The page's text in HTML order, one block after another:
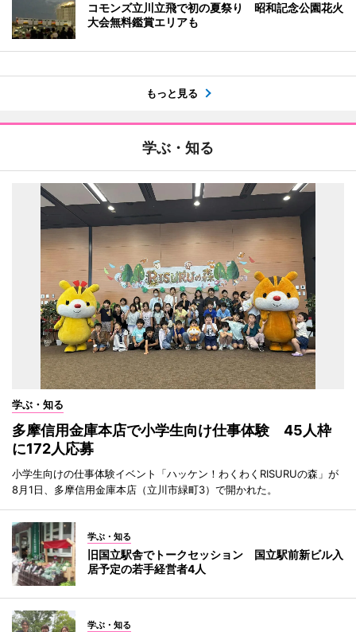
コモンズ立川立飛で初の夏祭り 昭和記念公園花火
大会無料鑑賞エリアも
もっと見る
学ぶ・知る
学ぶ・知る
多摩信用金庫本店で小学生向け仕事体験 45人枠
に172人応募
小学生向けの仕事体験イベント「ハッケン！わくわくRISURUの森」が
8月1日、多摩信用金庫本店（立川市緑町3）で開かれた。
学ぶ・知る
旧国立駅舎でトークセッション 国立駅前新ビル入
居予定の若手経営者4人
学ぶ・知る